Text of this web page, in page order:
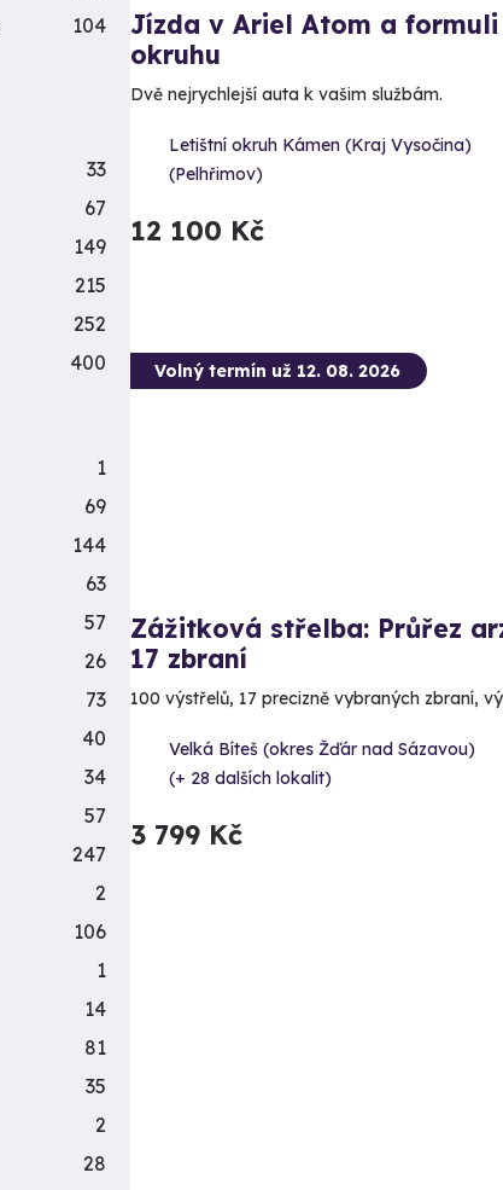
Jízda v Ariel Atom a formuli
okruhu
Dvě nejrychlejší auta k vašim službám.
Letištní okruh Kámen (Kraj Vysočina)
(Pelhřimov)
12 100 Kč
Volný termín už 12. 08. 2026
Zážitková střelba: Průřez
17 zbraní
100 výstřelů, 17 precizně vybraných zbraní,
Velká Bíteš (okres Žďár nad Sázavou)
(+ 28 dalších lokalit)
3 799 Kč
104
33
67
149
215
252
400
1
69
144
63
57
26
73
40
34
57
247
2
106
1
14
81
35
2
28